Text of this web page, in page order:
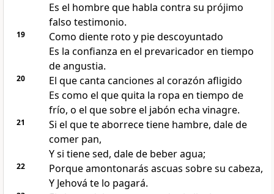
Es el hombre que habla contra su prójimo
falso testimonio.
19
Como diente roto y pie descoyuntado
Es la confianza en el prevaricador en tiempo
de angustia.
20
El que canta canciones al corazón afligido
Es como el que quita la ropa en tiempo de
frío, o el que sobre el jabón echa vinagre.
21
Si el que te aborrece tiene hambre, dale de
comer pan,
Y si tiene sed, dale de beber agua;
22
Porque amontonarás ascuas sobre su cabeza,
Y Jehová te lo pagará.